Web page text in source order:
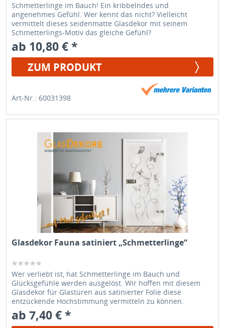
Schmetterlinge im Bauch! Ein kribbelndes und
angenehmes Gefühl. Wer kennt das nicht? Vielleicht
vermittelt dieses seidenmatte Glasdekor mit seinem
Schmetterlings-Motiv das gleiche Gefühl?
ab 10,80 € *
ZUM PRODUKT
Art-Nr.: 60031398
Glasdekor Fauna satiniert „Schmetterlinge“
Wer verliebt ist, hat Schmetterlinge im Bauch und
Glücksgefühle werden ausgelöst. Wir hoffen mit diesem
Glasdekor für Glastüren aus satinierter Folie diese
entzückende Hochstimmung vermitteln zu können.
ab 7,40 € *